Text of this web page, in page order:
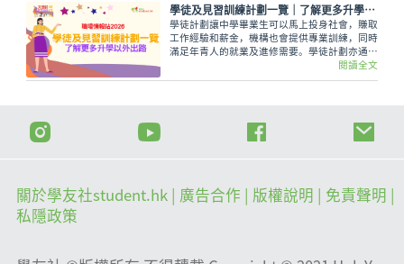
業經驗，按部就班取得認可學歷，發展職業，甚
至可逐步晉升至管理級人員。
學徒及見習訓練計劃一覽｜了解更多升學以外出路
學徒計劃讓中學畢業生可以馬上投身社會，賺取
工作經驗和薪金，機構也會提供專業訓練，同時
滿足年青人的就業及進修需要。學徒計劃亦通常
提供有系統的培訓，並有明確的晉升階梯，年青
人參與計劃後，可透過持續進修及累積行業的專
閱讀全文
關於學友社student.hk | 廣告合作 | 版權說明
| 免責聲明 |
私隱政策